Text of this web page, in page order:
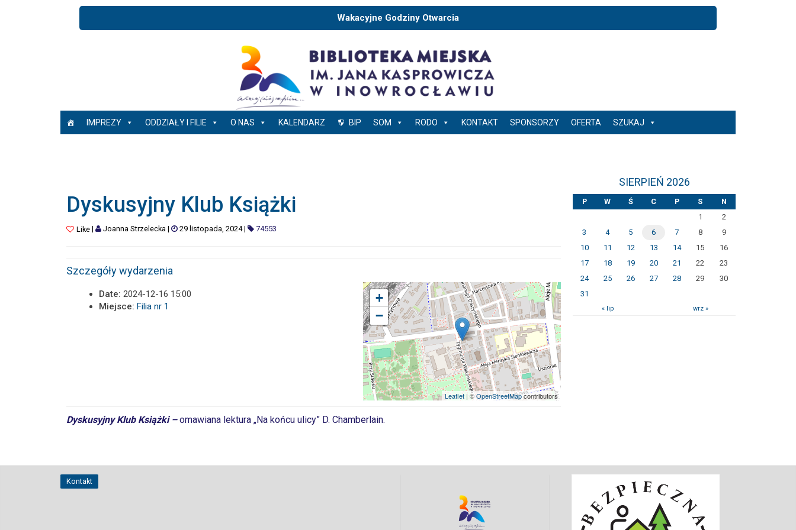
Wakacyjne Godziny Otwarcia
IMPREZY ODDZIAŁY I FILIE O NAS KALENDARZ BIP SOM RODO KONTAKT SPONSORZY OFERTA SZUKAJ
Dyskusyjny Klub Książki
Like| Joanna Strzelecka| 29 listopada, 2024| 74553
Szczegóły wydarzenia
Date: 2024-12-16 15:00
Miejsce: Filia nr 1
+
−
Leaflet | ©OpenStreetMapcontributors
Dyskusyjny Klub Książki –omawiana lektura „Na końcu ulicy” D. Chamberlain.
SIERPIEŃ 2026
P W Ś C P S
N
1
2
3
4 5 6 7 8
9
10
11 12 13 14 15
16
17
18 19 20 21 22
23
24
25 26 27 28 29
30
31
« lip wrz »
Kontakt